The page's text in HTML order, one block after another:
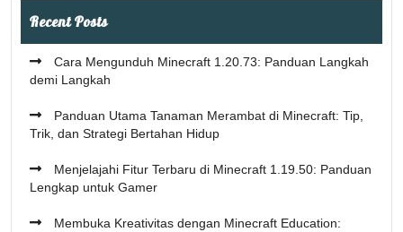
Recent Posts
Cara Mengunduh Minecraft 1.20.73: Panduan Langkah
demi Langkah
Panduan Utama Tanaman Merambat di Minecraft: Tip,
Trik, dan Strategi Bertahan Hidup
Menjelajahi Fitur Terbaru di Minecraft 1.19.50: Panduan
Lengkap untuk Gamer
Membuka Kreativitas dengan Minecraft Education: